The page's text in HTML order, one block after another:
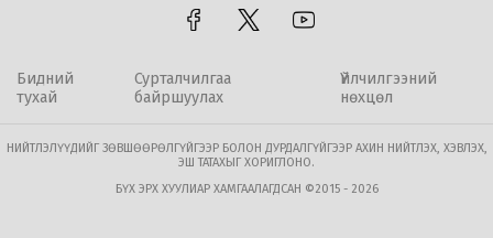
Бидний
тухай
Сурталчилгаа
байршуулах
Үйлчилгээний
нөхцөл
НИЙТЛЭЛҮҮДИЙГ ЗӨВШӨӨРӨЛГҮЙГЭЭР БОЛОН ДУРДАЛГҮЙГЭЭР АХИН НИЙТЛЭХ, ХЭВЛЭХ,
ЭШ ТАТАХЫГ ХОРИГЛОНО.
БҮХ ЭРХ ХУУЛИАР ХАМГААЛАГДСАН ©2015 - 2026